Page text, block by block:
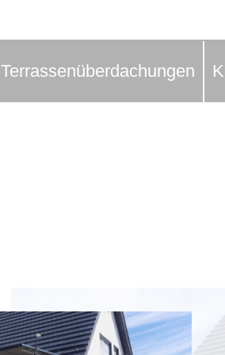
Terrassenüberdachungen